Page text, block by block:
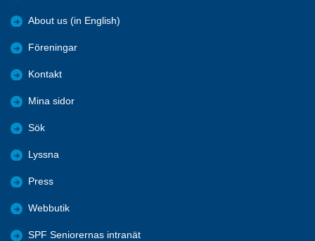
About us (in English)
Föreningar
Kontakt
Mina sidor
Sök
Lyssna
Press
Webbutik
SPF Seniorernas intranät